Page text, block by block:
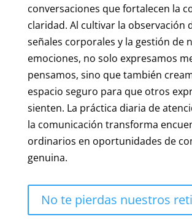
conversaciones que fortalecen la
claridad. Al cultivar la observación
señales corporales y la gestión de
emociones, no solo expresamos
pensamos, sino que también
espacio seguro para que otros
sienten. La práctica diaria de
la comunicación transforma
ordinarios en oportunidades de
genuina.
No te pierdas nuestros